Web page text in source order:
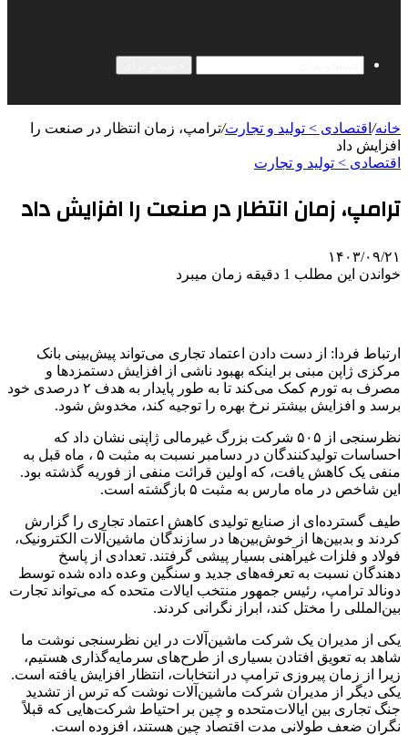
خانه/ اقتصادی > تولید و تجارت/ترامپ، زمان انتظار در صنعت را
افزایش داد
اقتصادی > تولید و تجارت
ترامپ، زمان انتظار در صنعت را افزایش داد
۱۴۰۳/۰۹/۲۱
خواندن این مطلب 1 دقیقه زمان میبرد
ارتباط فردا: از دست دادن اعتماد تجاری می‌تواند پیش‌بینی بانک
مرکزی ژاپن مبنی بر اینکه بهبود ناشی از افزایش دستمزدها و
مصرف به تورم کمک می‌کند تا به طور پایدار به هدف ۲ درصدی خود
برسد و افزایش بیشتر نرخ بهره را توجیه کند، مخدوش شود.
نظرسنجی از ۵۰۵ شرکت بزرگ غیرمالی ژاپنی نشان داد که
احساسات تولیدکنندگان در دسامبر نسبت به مثبت ۵ ، ماه قبل به
منفی یک کاهش یافت، که اولین قرائت منفی از فوریه گذشته بود.
این شاخص در ماه مارس به مثبت ۵ بازگشته است.
طیف گسترده‌ای از صنایع تولیدی کاهش اعتماد تجاری را گزارش
کردند و بدبین‌ها از خوش‌بین‌ها در سازندگان ماشین‌آلات الکترونیک،
فولاد و فلزات غیرآهنی بسیار پیشی گرفتند. تعدادی از پاسخ
دهندگان نسبت به تعرفه‌های جدید و سنگین وعده داده شده توسط
دونالد ترامپ، رئیس جمهور منتخب ایالات متحده که می‌تواند تجارت
بین‌المللی را مختل کند، ابراز نگرانی کردند.
یکی از مدیران یک شرکت ماشین‌آلات در این نظرسنجی نوشت ما
شاهد به تعویق افتادن بسیاری از طرح‌های سرمایه‌گذاری هستیم،
زیرا از زمان پیروزی ترامپ در انتخابات، انتظار افزایش یافته است.
یکی دیگر از مدیران شرکت ماشین‌آلات نوشت که ترس از تشدید
جنگ تجاری بین ایالات‌متحده و چین بر احتیاط شرکت‌هایی که قبلاً
نگران ضعف طولانی مدت اقتصاد چین هستند، افزوده است.